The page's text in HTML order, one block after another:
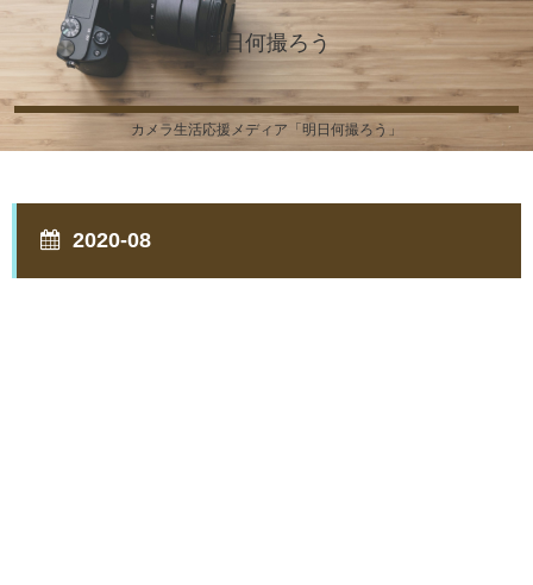
明日何撮ろう
カメラ生活応援メディア「明日何撮ろう」
2020-08